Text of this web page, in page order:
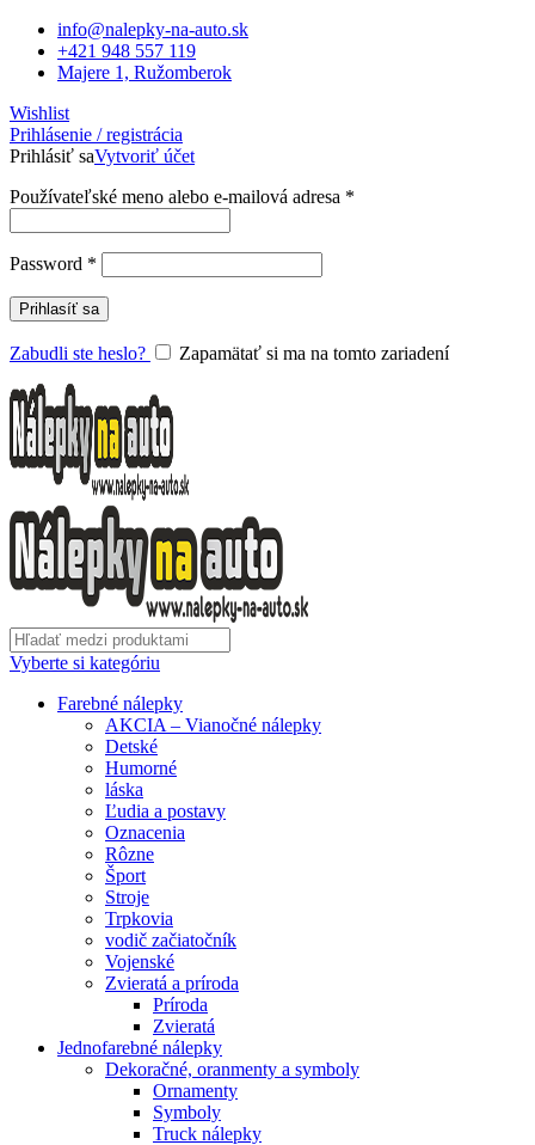
info@nalepky-na-auto.sk
+421 948 557 119
Majere 1, Ružomberok
Wishlist
Prihlásenie / registrácia
Prihlásiť saVytvoriť účet
Používateľské meno alebo e-mailová adresa *
Password *
Prihlasíť sa
Zabudli ste heslo? Zapamätať si ma na tomto zariadení
Vyberte si kategóriu
Farebné nálepky
AKCIA – Vianočné nálepky
Detské
Humorné
láska
Ľudia a postavy
Oznacenia
Rôzne
Šport
Stroje
Trpkovia
vodič začiatočník
Vojenské
Zvieratá a príroda
Príroda
Zvieratá
Jednofarebné nálepky
Dekoračné, oranmenty a symboly
Ornamenty
Symboly
Truck nálepky